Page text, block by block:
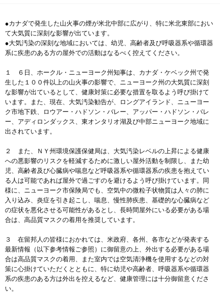
●カナダで発生した山火事の煙が米北中部に広がり、特に米北東部におい
て大気質に深刻な影響が出ています。
●大気汚染の深刻な地域においては、幼児、高齢者及び呼吸器系や循環器
系に疾患のある方の屋外での活動はなるべく控えてください。
１ ６日、ホークル・ニューヨーク州知事は、カナダ・ケベック州で発
生した１００件以上の山火事の影響で、ニューヨーク州の大気質に深刻
な影響が出ているとして、健康対策に必要な措置を取るよう呼び掛けて
います。また、現在、大気汚染勧告が、ロングアイランド、ニューヨー
ク市地下鉄、ロウアー・ハドソン・バレー、アッパー・ハドソン・バレ
ー、アディロンダックス、東オンタリオ湖及び中部ニューヨーク地域に
出されています。
２ また、ＮＹ州環境保護保健局は、大気汚染レベルの上昇による健康
への悪影響のリスクを軽減するために激しい屋外活動を制限し、また幼
児、高齢者及び心臓病や喘息など呼吸器系や循環器系の疾患を抱えてい
る人は可能であれば屋外で過ごすのを避けるよう呼び掛けています。同
様に、ニューヨーク市保険局でも、空気中の微粒子状物質は人々の肺に
入り込み、炎症を引き起こし、喘息、慢性肺疾患、基礎的な心臓病など
の症状を悪化させる可能性があるとし、長時間屋外にいる必要がある場
合は、高品質マスクの着用を推奨しています。
３ 在留邦人の皆様におかれては、米政府、各州、各市などが発表する
最新情報（以下参考情報ご参照）に御留意の上、外出する必要がある場
合は高品質マスクの着用、また室内では空気清浄機を使用するなどの対
策に心掛けていただくとともに、特に幼児や高齢者、呼吸器系や循環器
系の疾患のある方は外出を控えるなど、健康管理には十分御留意くださ
い。